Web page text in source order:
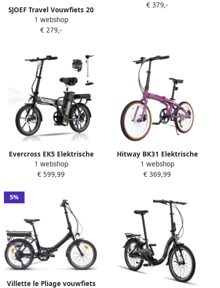
SJOEF Travel Vouwfiets 20
inch Plooifiets Volwassene 6
Versnellingen Compact &
1 webshop
€ 279,-
Matzwart
€ 379,-
Evercross EK5 Elektrische
Fiets Opvouwbaar E-Bike 16
Inch 25km u zwart
1 webshop
€ 599,99
Hitway BK31 Elektrische
stadsfiets 250W motor City
Commuter EBike 28x2 band
Versnellingen IP54
Waterdicht
1 webshop
€ 369,99
5%
Villette le Pliage vouwfiets